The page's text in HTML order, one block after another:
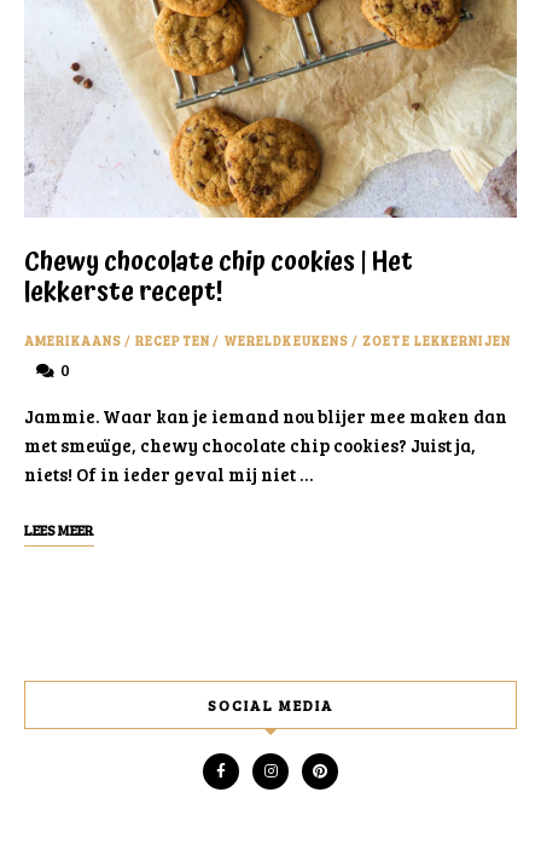
Chewy chocolate chip cookies | Het
lekkerste recept!
AMERIKAANS / RECEPTEN/ WERELDKEUKENS / ZOETE LEKKERNIJEN
0
Jammie. Waar kan je iemand nou blijer mee maken dan
met smeuïge, chewy chocolate chip cookies? Juist ja,
niets! Of in ieder geval mij niet …
LEES MEER
SOCIAL MEDIA